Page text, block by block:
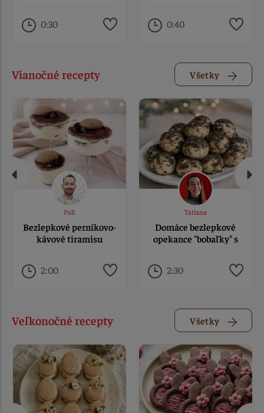
0:30
0:40
Vianočné recepty Všetky
Pali
Bezlepkové perníkovo-
kávové tiramisu
2:00
Tatiana
Domáce bezlepkové
opekance "bobaľky" s
2:30
Veľkonočné recepty Všetky